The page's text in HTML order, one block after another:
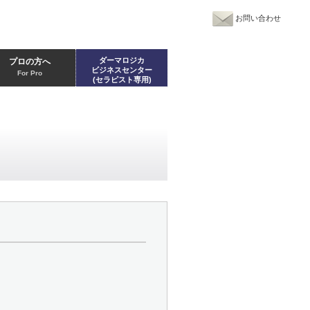
お問い合わせ
プロの方へ
For Pro
ダーマロジカ
ビジネスセンター
(セラピスト専用)